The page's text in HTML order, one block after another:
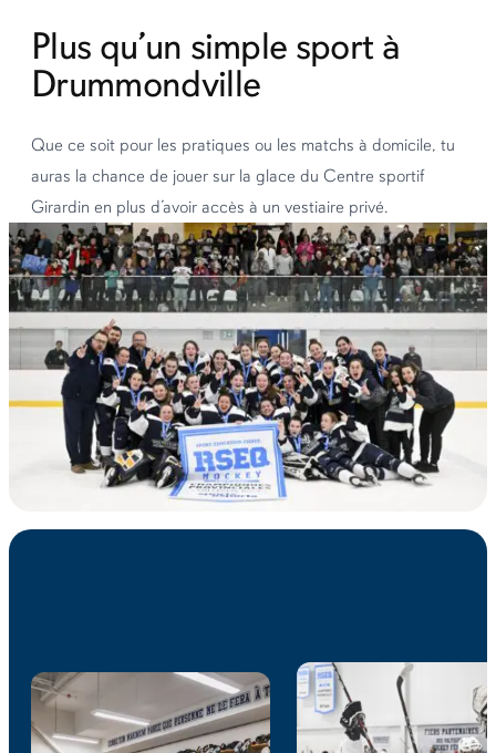
Plus qu’un simple sport à
Drummondville
Que ce soit pour les pratiques ou les matchs à domicile, tu
auras la chance de jouer sur la glace du Centre sportif
Girardin en plus d’avoir accès à un vestiaire privé.